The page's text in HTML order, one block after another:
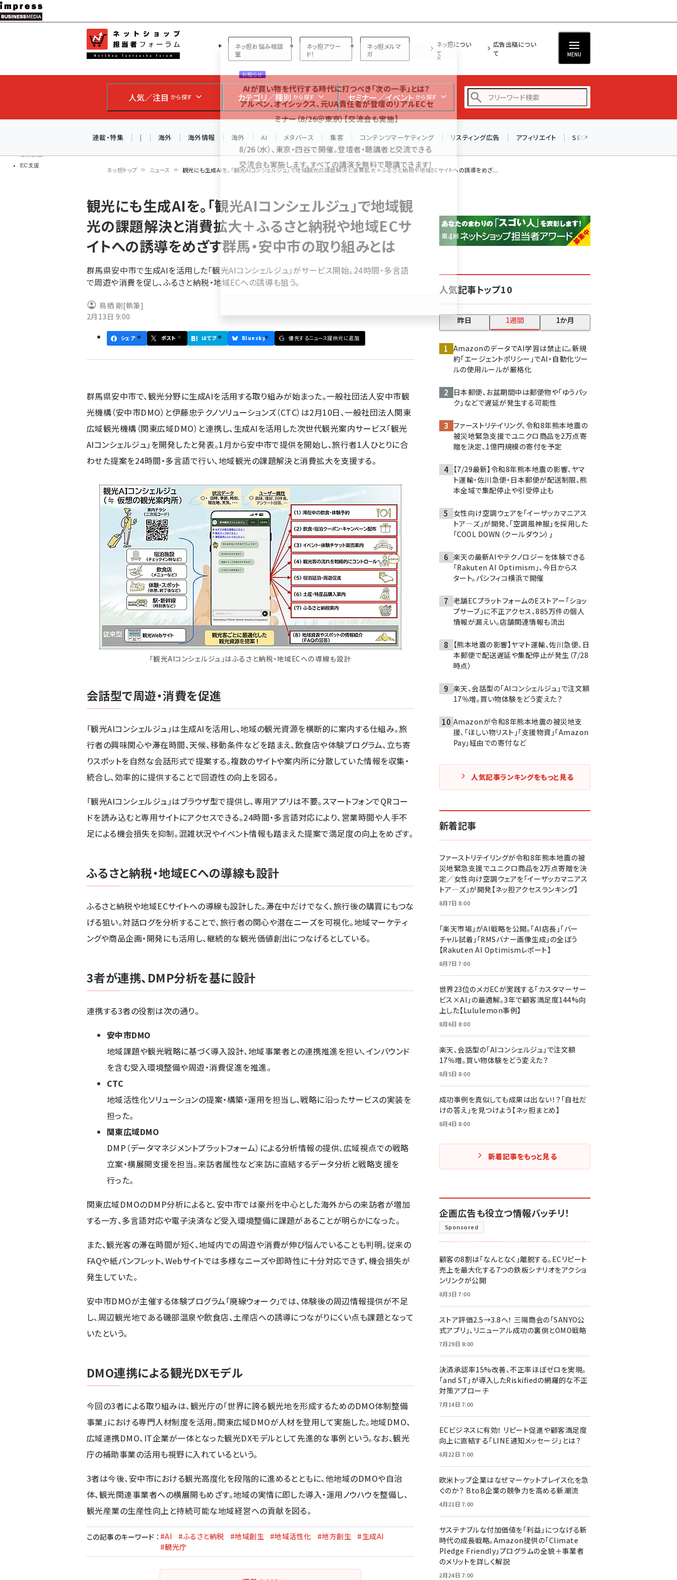
メ
イ
ン
ツ
移
教育講座
EC支援
ネットショップ担当者フォーラム
ネッ担お悩み相談
室
ネッ担アワー
ド！
ネッ担メルマ
ガ
ネッ担につい
て
広告出稿につい
て
MENU
人気／注目 から探す カテゴリ／種別 から探す セミナー／イベント から探す
アスクル (1122)
base (1081)
連載・特集 | 海外 海外情報 海外 AI メタバース 集客 コンテンツマーケティング リスティング広告 アフィリエイト SEO
ン
く
ず
ネッ担トップ ニュース 観光にも生成AIを。「観光AIコンシェルジュ」で地域観光の課題解決と消費拡大＋ふるさと納税や地域ECサイトへの誘導をめざ...
観光にも生成AIを。「観光AIコンシェルジュ」で地域観
光の課題解決と消費拡大＋ふるさと納税や地域ECサ
イトへの誘導をめざす群馬・安中市の取り組みとは
群馬県安中市で生成AIを活用した「観光AIコンシェルジュ」がサービス開始。24時間・多言語
で周遊や消費を促し、ふるさと納税・地域ECへの誘導も狙う。
鳥栖 剛[執筆]
2月13日 9:00
シェア ポスト はてブ Bluesky 優先するニュース提供元に追加
群馬県安中市で、観光分野に生成AIを活用する取り組みが始まった。一般社団法人安中市観
光機構（安中市DMO）と伊藤忠テクノソリューションズ（CTC）は2月10日、一般社団法人関東
広域観光機構（関東広域DMO）と連携し、生成AIを活用した次世代観光案内サービス「観光
AIコンシェルジュ」を開発したと発表。1月から安中市で提供を開始し、旅行者1人ひとりに合
わせた提案を24時間・多言語で行い、地域観光の課題解決と消費拡大を支援する。
「観光AIコンシェルジュ」はふるさと納税・地域ECへの導線も設計
会話型で周遊・消費を促進
「観光AIコンシェルジュ」は生成AIを活用し、地域の観光資源を横断的に案内する仕組み。旅
行者の興味関心や滞在時間、天候、移動条件などを踏まえ、飲食店や体験プログラム、立ち寄
りスポットを自然な会話形式で提案する。複数のサイトや案内所に分散していた情報を収集・
統合し、効率的に提供することで回遊性の向上を図る。
「観光AIコンシェルジュ」はブラウザ型で提供し、専用アプリは不要。スマートフォンでQRコー
ドを読み込むと専用サイトにアクセスできる。24時間・多言語対応により、営業時間や人手不
足による機会損失を抑制。混雑状況やイベント情報も踏まえた提案で満足度の向上をめざす。
ふるさと納税・地域ECへの導線も設計
ふるさと納税や地域ECサイトへの導線も設計した。滞在中だけでなく、旅行後の購買にもつな
げる狙い。対話ログを分析することで、旅行者の関心や潜在ニーズを可視化。地域マーケティ
ングや商品企画・開発にも活用し、継続的な観光価値創出につなげるとしている。
3者が連携、DMP分析を基に設計
連携する3者の役割は次の通り。
安中市DMO
地域課題や観光戦略に基づく導入設計、地域事業者との連携推進を担い、インバウンド
を含む受入環境整備や周遊・消費促進を推進。
CTC
地域活性化ソリューションの提案・構築・運用を担当し、戦略に沿ったサービスの実装を
担った。
関東広域DMO
DMP（データマネジメントプラットフォーム）による分析情報の提供、広域視点での戦略
立案・横展開支援を担当。来訪者属性など来訪に直結するデータ分析と戦略支援を
行った。
関東広域DMOのDMP分析によると、安中市では豪州を中心とした海外からの来訪者が増加
する一方、多言語対応や電子決済など受入環境整備に課題があることが明らかになった。
また、観光客の滞在時間が短く、地域内での周遊や消費が伸び悩んでいることも判明。従来の
FAQや紙パンフレット、Webサイトでは多様なニーズや即時性に十分対応できず、機会損失が
発生していた。
安中市DMOが主催する体験プログラム「廃線ウォーク」では、体験後の周辺情報提供が不足
し、周辺観光地である磯部温泉や飲食店、土産店への誘導につながりにくい点も課題となって
いたという。
DMO連携による観光DXモデル
今回の3者による取り組みは、観光庁の「世界に誇る観光地を形成するためのDMO体制整備
事業」における専門人材制度を活用。関東広域DMOが人材を登用して実施した。地域DMO、
広域連携DMO、IT企業が一体となった観光DXモデルとして先進的な事例という。なお、観光
庁の補助事業の活用も視野に入れているという。
3者は今後、安中市における観光高度化を段階的に進めるとともに、他地域のDMOや自治
体、観光関連事業者への横展開もめざす。地域の実情に即した導入・運用ノウハウを整備し、
観光産業の生産性向上と持続可能な地域経営への貢献を図る。
この記事のキーワード ： #AI #ふるさと納税 #地域創生 #地域活性化 #地方創生
#生成AI
#観光庁
人気記事トップ10
昨日 1週間 1か月
AmazonのデータでAI学習は禁止に。新規
約「エージェントポリシー」でAI・自動化ツー
ルの使用ルールが厳格化
日本郵便、お盆期間中は郵便物や「ゆうパッ
ク」などで遅延が発生する可能性
ファーストリテイリング、令和8年熊本地震の
被災地緊急支援でユニクロ商品を2万点寄
贈を決定、1億円規模の寄付を予定
【7/29最新】令和8年熊本地震の影響、ヤマ
ト運輸・佐川急便・日本郵便が配送制限、熊
本全域で集配停止や引受停止も
女性向け空調ウェアを「イーザッカマニアス
トア―ズ」が開発、「空調風神服」を採用した
「COOL DOWN（クールダウン）」
楽天の最新AIやテクノロジーを体験できる
「Rakuten AI Optimism」、今日からス
タート。パシフィコ横浜で開催
老舗ECプラットフォームのEストアー「ショッ
プサーブ」に不正アクセス、885万件の個人
情報が漏えい。店舗関連情報も流出
【熊本地震の影響】ヤマト運輸、佐川急便、日
本郵便で配送遅延や集配停止が発生（7/28
時点）
楽天、会話型の「AIコンシェルジュ」で注文額
17％増。買い物体験をどう変えた？
Amazonが令和8年熊本地震の被災地支
援、「ほしい物リスト」「支援物資」「Amazon
Pay」経由での寄付など
人気記事ランキングをもっと見る
新着記事
ファーストリテイリングが令和8年熊本地震の被
災地緊急支援でユニクロ商品を2万点寄贈を決
定／女性向け空調ウェアを「イーザッカマニアス
トア―ズ」が開発【ネッ担アクセスランキング】
8月7日 8:00
「楽天市場」がAI戦略を公開。「AI店長」「バー
チャル試着」「RMSバナー画像生成」の全ぼう
【Rakuten AI Optimismレポート】
8月7日 7:00
世界23位のメガECが実践する「カスタマーサー
ビス×AI」の最適解。3年で顧客満足度144%向
上した【Lululemon事例】
8月6日 8:00
楽天、会話型の「AIコンシェルジュ」で注文額
17％増。買い物体験をどう変えた？
8月5日 8:00
成功事例を真似しても成果は出ない！？「自社だ
けの答え」を見つけよう【ネッ担まとめ】
8月4日 8:00
新着記事をもっと見る
企画広告も役立つ情報バッチリ！
Sponsored
顧客の8割は「なんとなく」離脱する。ECリピート
売上を最大化する7つの鉄板シナリオをアクショ
ンリンクが公開
8月3日 7:00
ストア評価2.5→3.8へ！ 三陽商会の「SANYO公
式アプリ」、リニューアル成功の裏側とOMO戦略
7月29日 8:00
決済承認率15%改善、不正率ほぼゼロを実現。
「and ST」が導入したRiskifiedの網羅的な不正
対策アプローチ
7月14日 7:00
ECビジネスに有効！ リピート促進や顧客満足度
向上に直結する「LINE通知メッセージ」とは？
6月22日 7:00
欧米トップ企業はなぜマーケットプレイス化を急
ぐのか？ BtoB企業の競争力を高める新潮流
4月21日 7:00
サステナブルな付加価値を「利益」につなげる新
時代の成長戦略。Amazon提供の「Climate
Pledge Friendly」プログラムの全貌＋事業者
のメリットを詳しく解説
2月24日 7:00
AIが買い物を代行する時代に打つべき「次の一手」とは？
アルペン、オイシックス、元UA責任者が登壇のリアルECセ
ミナー（8/26＠東京）【交流会も実施】
8/26（水）、東京・四谷で開催。登壇者・聴講者と交流できる
交流会も実施します。すべての講演を無料で聴講できます！
参加登録はこちら↑